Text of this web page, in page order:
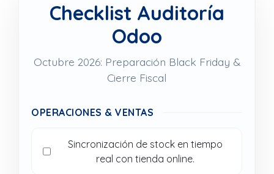
Checklist Auditoría
Odoo
Octubre 2026: Preparación Black Friday &
Cierre Fiscal
OPERACIONES & VENTAS
Sincronización de stock en tiempo
real con tienda online.